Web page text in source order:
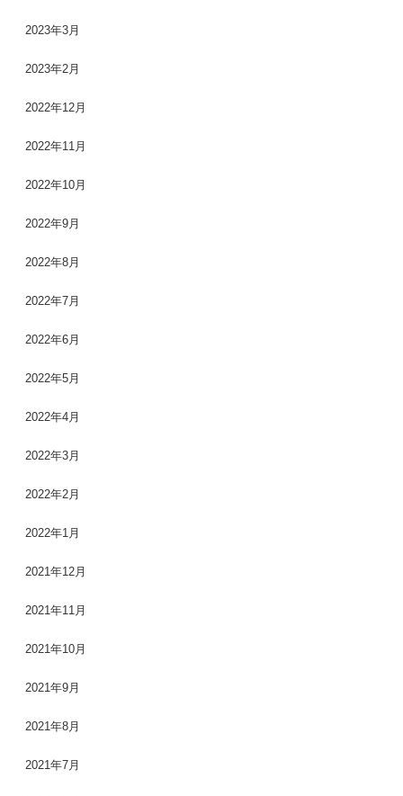
2023年3月
2023年2月
2022年12月
2022年11月
2022年10月
2022年9月
2022年8月
2022年7月
2022年6月
2022年5月
2022年4月
2022年3月
2022年2月
2022年1月
2021年12月
2021年11月
2021年10月
2021年9月
2021年8月
2021年7月